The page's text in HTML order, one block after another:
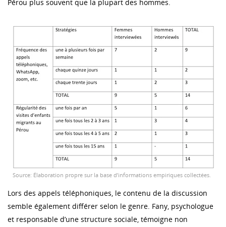
Pérou plus souvent que la plupart des hommes.
Source: Élaboration propre sur la base d’informations empiriques collectées.
Lors des appels téléphoniques, le contenu de la discussion
semble également différer selon le genre. Fany, psychologue
et responsable d’une structure sociale, témoigne non